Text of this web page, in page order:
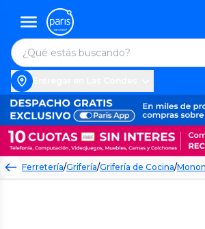
Ferretería/Grifería/Grifería de Cocina/